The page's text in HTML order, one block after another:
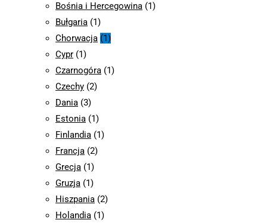
Bośnia i Hercegowina (1)
Bułgaria (1)
Chorwacja (1)
Cypr (1)
Czarnogóra (1)
Czechy (2)
Dania (3)
Estonia (1)
Finlandia (1)
Francja (2)
Grecja (1)
Gruzja (1)
Hiszpania (2)
Holandia (1)